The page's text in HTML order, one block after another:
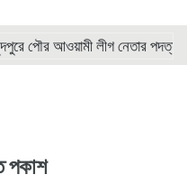
আওয়ামী লীগ নেতার পদত্যাগ
পকাশ